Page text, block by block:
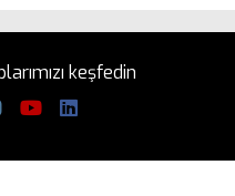
keşfedin